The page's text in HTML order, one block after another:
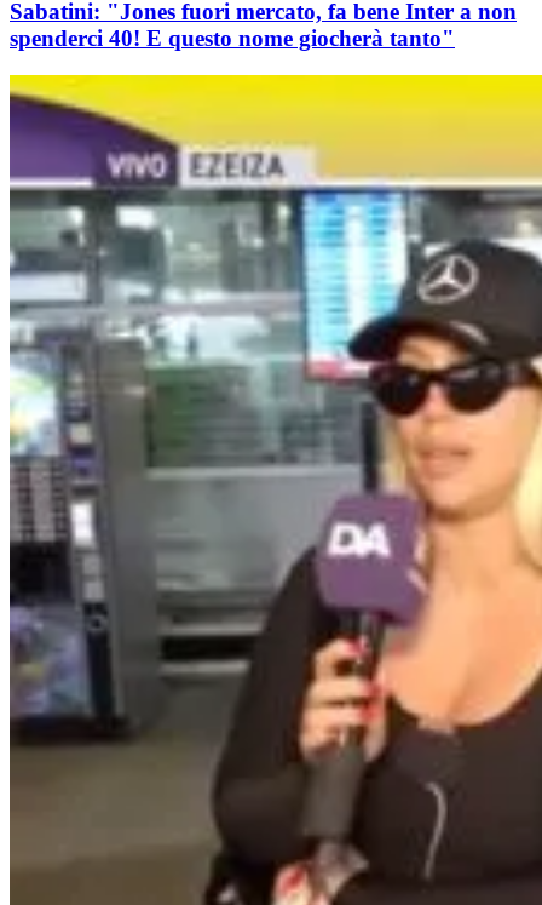
Sabatini: "Jones fuori mercato, fa bene Inter a non
spenderci 40! E questo nome giocherà tanto"